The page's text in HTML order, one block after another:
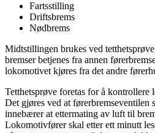
Fartsstilling
Driftsbrems
Nødbrems
Midtstillingen brukes ved
bremser betjenes fra annen
lokomotivet kjøres fra det andre
Tetthetsprøve foretas for å kontrollere
Det gjøres ved at førerbremseventilen
innebærer at ettermating av luft til
Lokomotivfører skal etter ett minutt